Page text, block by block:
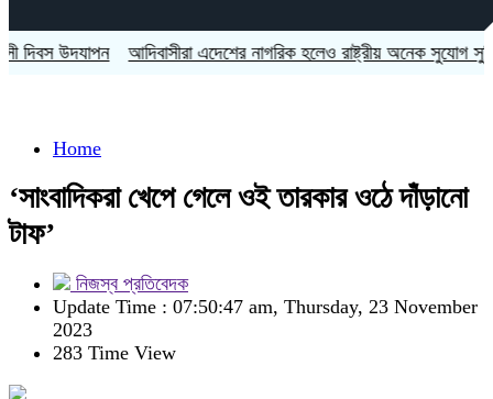
উদযাপন আদিবাসীরা এদেশের নাগরিক হলেও রাষ্ট্রীয় অনেক সুযোগ
Home
‘সাংবাদিকরা খেপে গেলে ওই তারকার ওঠে দাঁড়ানো
টাফ’
নিজস্ব প্রতিবেদক
Update Time : 07:50:47 am, Thursday, 23 November
2023
283 Time View